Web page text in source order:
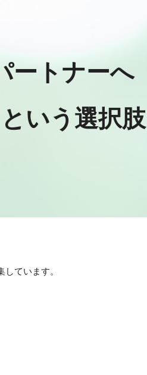
ートナーへ
いう選択肢
ています。